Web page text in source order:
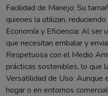
Facilidad de Manejo: Su
quienes la utilizan,
Economía y Eficiencia: Al ser
que necesitan embalar y
Respetuosa con el Medio
prácticas sostenibles, lo que
Versatilidad de Uso: Aunque
hogar o en entornos